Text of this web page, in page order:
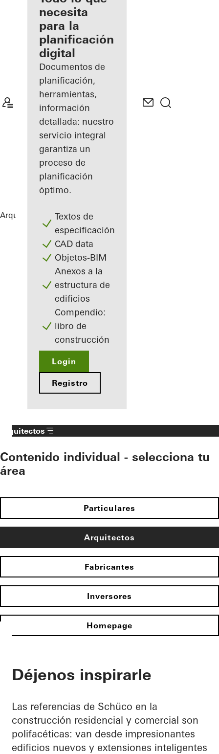
registrado
Descubre
mi área
de
trabajo
necesita
para la
planificación
digital
Documentos de
planificación,
herramientas,
información
detallada: nuestro
servicio integral
garantiza un
proceso de
planificación
óptimo.
Textos de
especificación
CAD data
Objetos-BIM
Anexos a la
estructura de
edificios
Compendio:
libro de
construcción
Login
Registro
Arquitectos ReferenciasHighlights
Arquitectos
Contenido individual - selecciona tu
área
Particulares
Arquitectos
Fabricantes
Inversores
Homepage
Déjenos inspirarle
Las referencias de Schüco en la
construcción residencial y comercial son
polifacéticas: van desde impresionantes
edificios nuevos y extensiones inteligentes